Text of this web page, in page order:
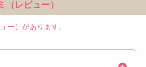
（レビュー）
ー）があります。